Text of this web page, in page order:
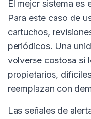
El mejor sistema es
Para este caso de
cartuchos,
periódicos. Una
volverse costosa si
propietarios,
reemplazan con
Las señales de